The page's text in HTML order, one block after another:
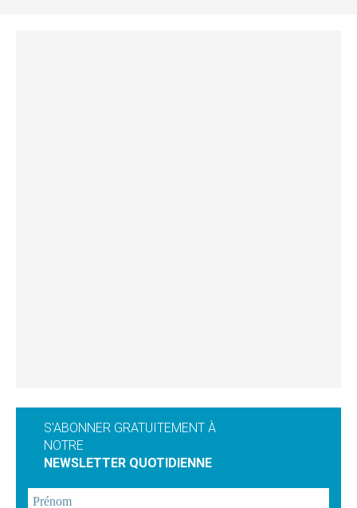
S'ABONNER GRATUITEMENT À
NOTRE
NEWSLETTER QUOTIDIENNE